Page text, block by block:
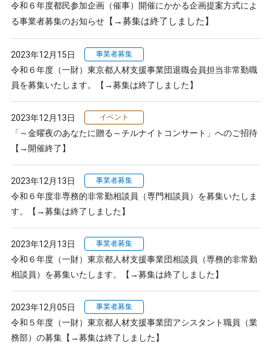
令和６年度都民参加企画（催事）開催にかかる企画提案方式によ
る事業者募集のお知らせ【→募集は終了しました】
2023年12月15日 事業者募集
令和６年度（一財）東京都人材支援事業団退職会員担当非常勤職
員を募集いたします。【→募集は終了しました】
2023年12月13日 イベント
「～金曜夜のあなたに贈る～チルナイトコンサート」へのご招待
【→開催終了】
2023年12月13日 事業者募集
令和６年度非専務的非常勤相談員（専門相談員）を募集いたしま
す。【→募集は終了しました】
2023年12月13日 事業者募集
令和６年度（一財）東京都人材支援事業団相談員（専務的非常勤
相談員）を募集いたします。【→募集は終了しました】
2023年12月05日 事業者募集
令和５年度（一財）東京都人材支援事業団アシスタント職員（業
務部）の募集【→募集は終了しました】